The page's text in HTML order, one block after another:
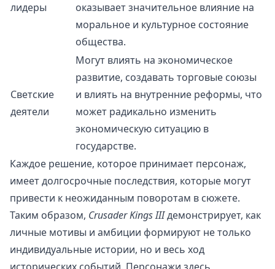
лидеры
оказывает значительное влияние на
моральное и культурное состояние
общества.
Светские
деятели
Могут влиять на экономическое
развитие, создавать торговые союзы
и влиять на внутренние реформы, что
может радикально изменить
экономическую ситуацию в
государстве.
Каждое решение, которое принимает персонаж,
имеет долгосрочные последствия, которые могут
привести к неожиданным поворотам в сюжете.
Таким образом, Crusader Kings IIIдемонстрирует, как
личные мотивы и амбиции формируют не только
индивидуальные истории, но и весь ход